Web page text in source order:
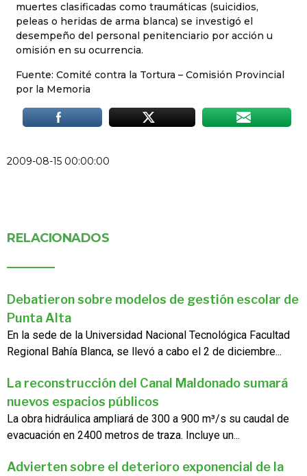
muertes clasificadas como traumáticas (suicidios,
peleas o heridas de arma blanca) se investigó el
desempeño del personal penitenciario por acción u
omisión en su ocurrencia.
Fuente: Comité contra la Tortura – Comisión Provincial
por la Memoria
2009-08-15 00:00:00
RELACIONADOS
Debatieron sobre modelos de gestión escolar de
Punta Alta
En la sede de la Universidad Nacional Tecnológica Facultad
Regional Bahía Blanca, se llevó a cabo el 2 de diciembre...
La reconstrucción del Canal Maldonado sumará
nuevos espacios públicos
La obra hidráulica ampliará de 300 a 900 m³/s su caudal de
evacuación en 2400 metros de traza. Incluye un...
Advierten sobre el deterioro exponencial de la